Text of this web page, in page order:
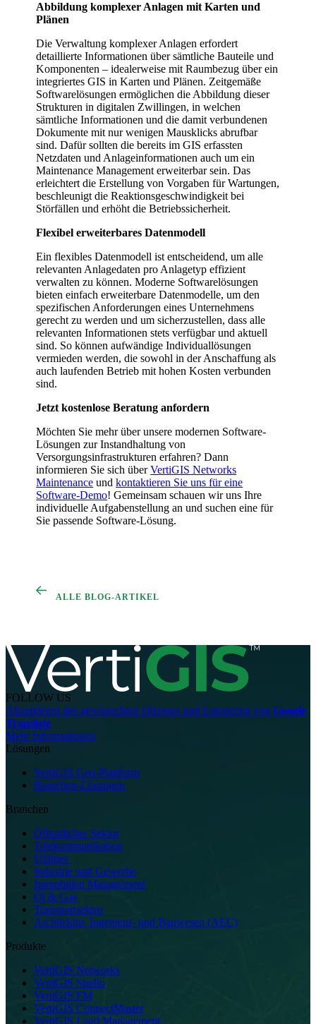
Abbildung komplexer Anlagen mit Karten und
Plänen
Die Verwaltung komplexer Anlagen erfordert
detaillierte Informationen über sämtliche Bauteile und
Komponenten – idealerweise mit Raumbezug über ein
integriertes GIS in Karten und Plänen. Zeitgemäße
Softwarelösungen ermöglichen die Abbildung dieser
Strukturen in digitalen Zwillingen, in welchen
sämtliche Informationen und die damit verbundenen
Dokumente mit nur wenigen Mausklicks abrufbar
sind. Dafür sollten die bereits im GIS erfassten
Netzdaten und Anlageinformationen auch um ein
Maintenance Management erweiterbar sein. Das
erleichtert die Erstellung von Vorgaben für Wartungen,
beschleunigt die Reaktionsgeschwindigkeit bei
Störfällen und erhöht die Betriebssicherheit.
Flexibel erweiterbares Datenmodell
Ein flexibles Datenmodell ist entscheidend, um alle
relevanten Anlagedaten pro Anlagetyp effizient
verwalten zu können. Moderne Softwarelösungen
bieten einfach erweiterbare Datenmodelle, um den
spezifischen Anforderungen eines Unternehmens
gerecht zu werden und um sicherzustellen, dass alle
relevanten Informationen stets verfügbar und aktuell
sind. So können aufwändige Individuallösungen
vermieden werden, die sowohl in der Anschaffung als
auch laufenden Betrieb mit hohen Kosten verbunden
sind.
Jetzt kostenlose Beratung anfordern
Möchten Sie mehr über unsere modernen Software-
Lösungen zur Instandhaltung von
Versorgungsinfrastrukturen erfahren? Dann
informieren Sie sich überVertiGIS Networks
Maintenance undkontaktieren Sie uns für eine
Software-Demo! Gemeinsam schauen wir uns Ihre
individuelle Aufgabenstellung an und suchen eine für
Sie passende Software-Lösung.
ALLE BLOG-ARTIKEL
FOLLOW US
Akzeptieren des gewünschten Dienstes und Entsperren von Google
Translate
Mehr Informationen
Lösungen
VertiGIS Geo-Plattform
Branchen-Lösungen
Branchen
Öffentlicher Sektor
Telekommunikation
Utilities
Industrie und Gewerbe
Immobilien Management
Öl & Gas
Transportsektor
Architektur, Ingenieur- und Bauwesen (AEC)
Produkte
VertiGIS Networks
VertiGIS Studio
VertiGIS FM
VertiGIS ConnectMaster
VertiGIS Land Management